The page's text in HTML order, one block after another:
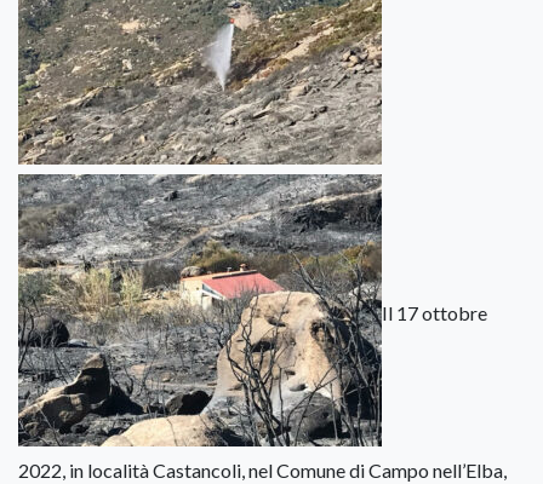
Il 17 ottobre
2022, in località Castancoli, nel Comune di Campo nell’Elba,